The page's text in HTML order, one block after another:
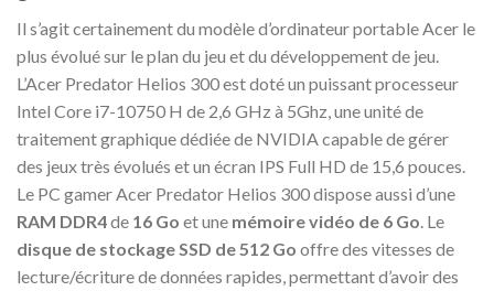
Il s’agit certainement du modèle d’ordinateur portable Acer le
plus évolué sur le plan du jeu et du développement de jeu.
L’Acer Predator Helios 300 est doté un puissant processeur
Intel Core i7-10750 H de 2,6 GHz à 5Ghz, une unité de
traitement graphique dédiée de NVIDIA capable de gérer
des jeux très évolués et un écran IPS Full HD de 15,6 pouces.
Le PC gamer Acer Predator Helios 300 dispose aussi d’une
RAM DDR4de 16 Go et une mémoire vidéo de 6 Go . Le
disque de stockage SSD de 512 Go offre des vitesses de
lecture/écriture de données rapides, permettant d’avoir des